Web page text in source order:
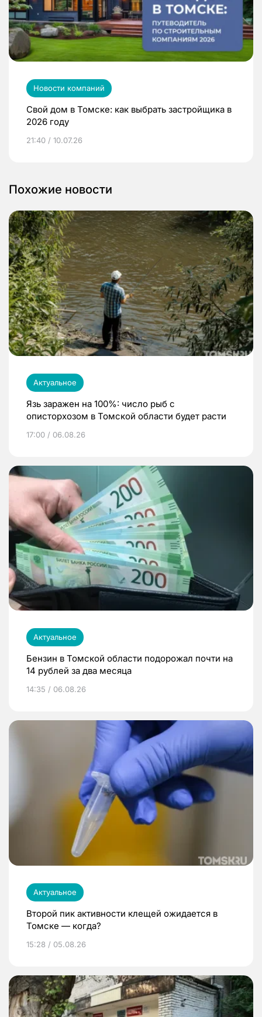
Новости компаний
Свой дом в Томске: как выбрать застройщика в
2026 году
21:40 / 10.07.26
Похожие новости
Актуальное
Язь заражен на 100%: число рыб с
описторхозом в Томской области будет расти
17:00 / 06.08.26
Актуальное
Бензин в Томской области подорожал почти на
14 рублей за два месяца
14:35 / 06.08.26
Актуальное
Второй пик активности клещей ожидается в
Томске — когда?
15:28 / 05.08.26